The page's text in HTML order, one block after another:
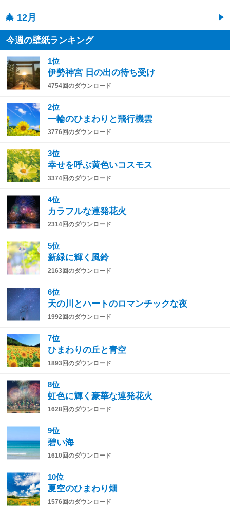
🎄 12月
今週の壁紙ランキング
1位
伊勢神宮 日の出の待ち受け
4754回のダウンロード
2位
一輪のひまわりと飛行機雲
3776回のダウンロード
3位
幸せを呼ぶ黄色いコスモス
3374回のダウンロード
4位
カラフルな連発花火
2314回のダウンロード
5位
新緑に輝く風鈴
2163回のダウンロード
6位
天の川とハートのロマンチックな夜
1992回のダウンロード
7位
ひまわりの丘と青空
1893回のダウンロード
8位
虹色に輝く豪華な連発花火
1628回のダウンロード
9位
碧い海
1610回のダウンロード
10位
夏空のひまわり畑
1576回のダウンロード